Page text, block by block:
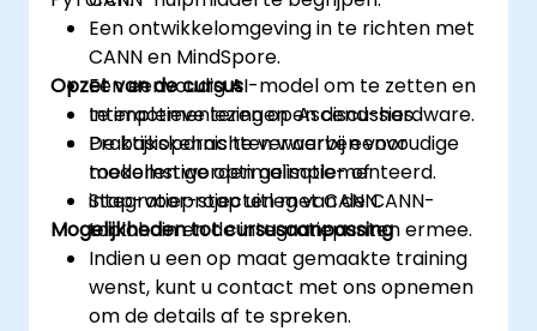
Een ontwikkelomgeving in te richten met
CANN en MindSpore.
Een eenvoudig AI-model om te zetten en
te implementeren op Ascend-hardware.
De basiskennis te verwerven voor
toekomstige optimalisatie- of
integratieprojecten met CANN.
Opzet van de cursus
Interactieve lezingen en discussies.
Praktijkopdrachten waarbij eenvoudige
modellen worden geïmplementeerd.
Stap-voor-stap uitleg van de CANN-
toolchain en de integratiepunten ermee.
Mogelijkheden tot cursusaanpassing
Indien u een op maat gemaakte training
wenst, kunt u contact met ons opnemen
om de details af te spreken.